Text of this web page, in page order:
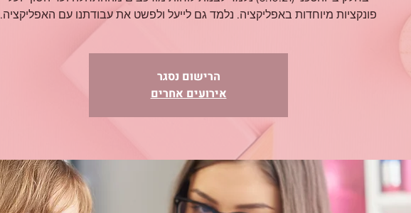
פונקציות מיוחדות באפליקציה. נלמד גם לייעל ולפשט את עבודתנו עם האפליקציה.
הרישום נסגר
אירועים אחרים